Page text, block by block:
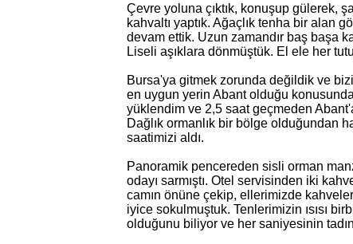
Çevre yoluna çıktık, konuşup gülerek,
kahvaltı yaptık. Ağaçlık tenha bir alan
devam ettik. Uzun zamandır baş başa
Liseli aşıklara dönmüştük. El ele her
Bursa'ya gitmek zorunda değildik ve
en uygun yerin Abant olduğu
yüklendim ve 2,5 saat geçmeden
Dağlık ormanlık bir bölge olduğundan
saatimizi aldı.
Panoramik pencereden sisli orman
odayı sarmıştı. Otel servisinden iki
camın önüne çekip, ellerimizde
iyice sokulmuştuk. Tenlerimizin ısısı
olduğunu biliyor ve her saniyesinin